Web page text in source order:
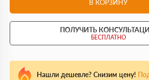
В КОРЗИНУ
ПОЛУЧИТЬ
БЕСПЛАТНО
Нашли дешевле? Снизим цену!